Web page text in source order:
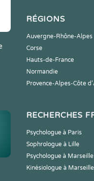
RÉGIONS
Auvergne-Rhône-Alpes
Corse
Hauts-de-France
Normandie
Provence-Alpes-Côte
RECHERCHES
Psychologue à Paris
Sophrologue à Lille
Psychologue à Marseille
Kinésiologue à Marseille